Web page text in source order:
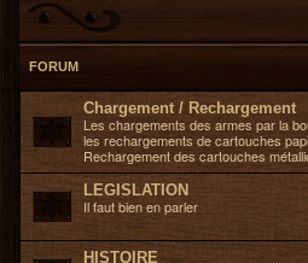
FORUM
Chargement / Rechargement
Les chargements des armes par la
les rechargements de cartouches
Rechargement des cartouches
LEGISLATION
Il faut bien en parler
HISTOIRE